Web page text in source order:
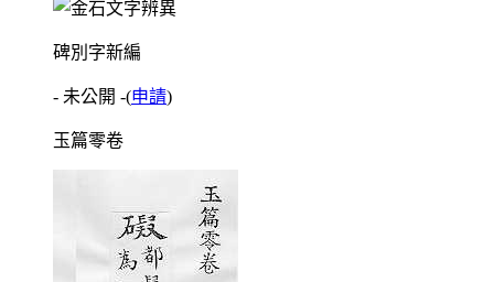
碑別字新編
- 未公開 -(申請)
玉篇零卷